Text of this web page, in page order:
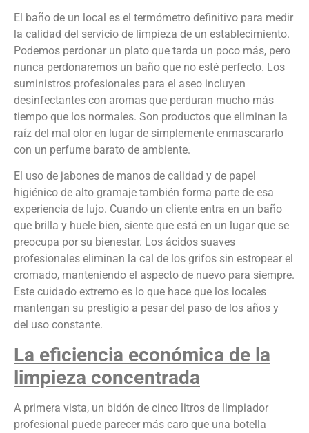
El baño de un local es el termómetro definitivo para medir
la calidad del servicio de limpieza de un establecimiento.
Podemos perdonar un plato que tarda un poco más, pero
nunca perdonaremos un baño que no esté perfecto. Los
suministros profesionales para el aseo incluyen
desinfectantes con aromas que perduran mucho más
tiempo que los normales. Son productos que eliminan la
raíz del mal olor en lugar de simplemente enmascararlo
con un perfume barato de ambiente.
El uso de jabones de manos de calidad y de papel
higiénico de alto gramaje también forma parte de esa
experiencia de lujo. Cuando un cliente entra en un baño
que brilla y huele bien, siente que está en un lugar que se
preocupa por su bienestar. Los ácidos suaves
profesionales eliminan la cal de los grifos sin estropear el
cromado, manteniendo el aspecto de nuevo para siempre.
Este cuidado extremo es lo que hace que los locales
mantengan su prestigio a pesar del paso de los años y
del uso constante.
La eficiencia económica de la
limpieza concentrada
A primera vista, un bidón de cinco litros de limpiador
profesional puede parecer más caro que una botella